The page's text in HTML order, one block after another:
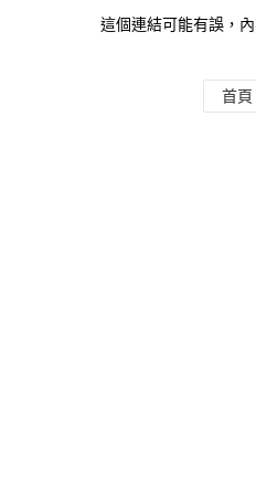
這個連結可能有誤，
首頁